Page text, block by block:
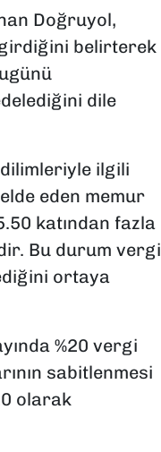
Doğruyol,
girdiğini belirterek
dile
ilgili
eden memur
katından fazla
Bu durum vergi
ortaya
%20 vergi
sabitlenmesi
olarak